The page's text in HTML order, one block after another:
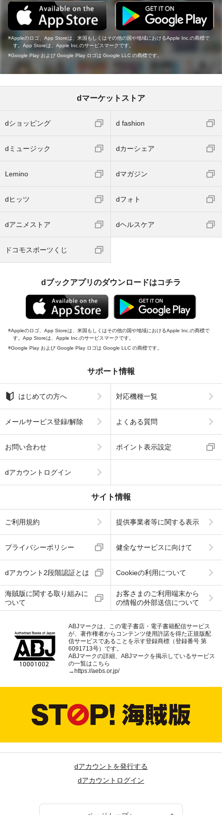
Appleのロゴ、App Storeは、米国もしくはその他の国や地域におけるApple Inc.の商標で
す。App Storeは、Apple Inc.のサービスマークです。
Google Play および Google Play ロゴは Google LLC の商標です。
dマーケットストア
dショッピング d fashion
dミュージック dカーシェア
Lemino dマガジン
dヒッツ dフォト
dアニメストア dヘルスケア
ドコモスポーツくじ
dブックアプリのダウンロードはコチラ
Appleのロゴ、App Storeは、米国もしくはその他の国や地域におけるApple Inc.の商標で
す。App Storeは、Apple Inc.のサービスマークです。
Google Play および Google Play ロゴは Google LLC の商標です。
サポート情報
はじめての方へ 対応機種一覧
メールサービス登録/解除 よくある質問
お問い合わせ ポイント表示設定
dアカウントログイン
サイト情報
ご利用規約 提供事業者等に関する表示
プライバシーポリシー 健全なサービスに向けて
dアカウント2段階認証とは Cookieの利用について
海賊版に関する取り組みに
ついて
お客さまのご利用端末から
の情報の外部送信について
ABJマークは、この電子書店・電子書籍配信サービス
が、著作権者からコンテンツ使用許諾を得た正規版配
信サービスであることを示す登録商標（登録番号 第
6091713号）です。
ABJマークの詳細、ABJマークを掲示しているサービス
の一覧はこちら
→ https://aebs.or.jp/
dアカウントを発行する
dアカウントログイン